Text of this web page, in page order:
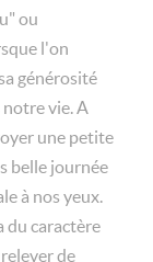
ou
l'on
générosité
vie. A
une petite
belle journée
à nos yeux.
du caractère
de